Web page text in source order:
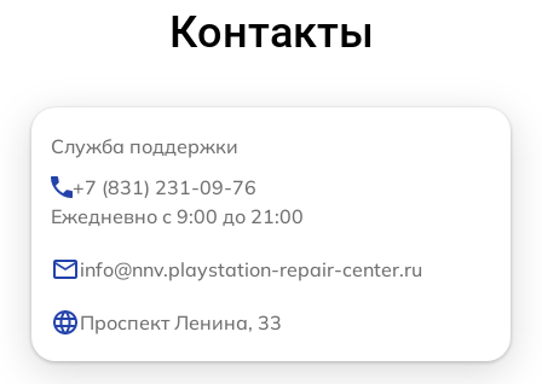
Контакты
Служба поддержки
+7 (831) 231-09-76
Ежедневно с 9:00 до 21:00
info@nnv.playstation-repair-center.ru
Проспект Ленина, 33